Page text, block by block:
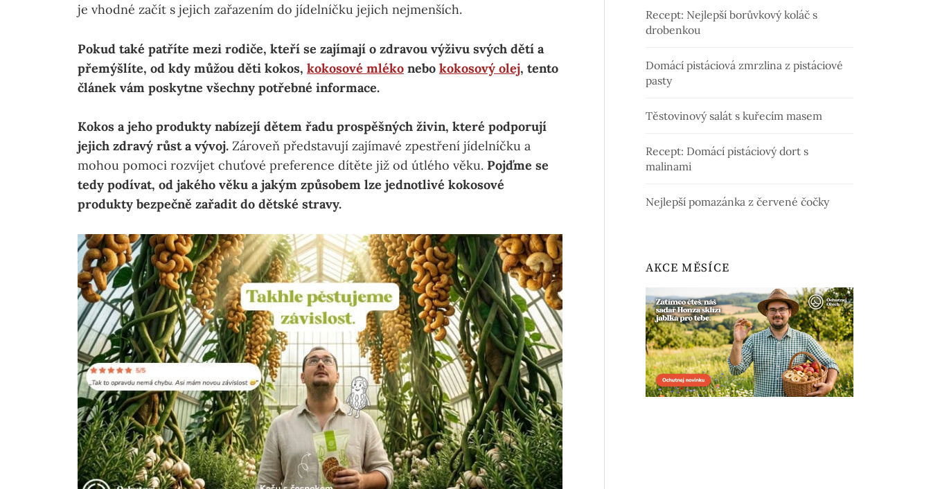
je vhodné začít s jejich zařazením do jídelníčku jejich nejmenších.
Pokud také patříte mezi rodiče, kteří se zajímají o zdravou výživu svých dětí a
přemýšlíte, od kdy můžou děti kokos, kokosové mléko nebo kokosový olej, tento
článek vám poskytne všechny potřebné informace.
Kokos a jeho produkty nabízejí dětem řadu prospěšných živin, které podporují
jejich zdravý růst a vývoj. Zároveň představují zajímavé zpestření jídelníčku a
mohou pomoci rozvíjet chuťové preference dítěte již od útlého věku. Pojďme se
tedy podívat, od jakého věku a jakým způsobem lze jednotlivé kokosové
produkty bezpečně zařadit do dětské stravy.
Recept: Nejlepší borůvkový koláč s
drobenkou
Domácí pistáciová zmrzlina z pistáciové
pasty
Těstovinový salát s kuřecím masem
Recept: Domácí pistáciový dort s
malinami
Nejlepší pomazánka z červené čočky
AKCE MĚSÍCE